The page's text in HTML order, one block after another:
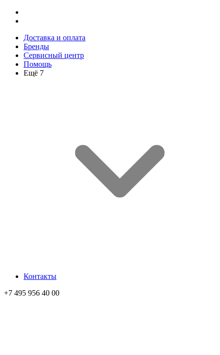
Доставка и оплата
Бренды
Сервисный центр
Помощь
Ещё 7
Контакты
+7 495 956 40 00